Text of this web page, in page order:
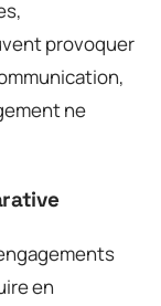
provoquer
ne
en